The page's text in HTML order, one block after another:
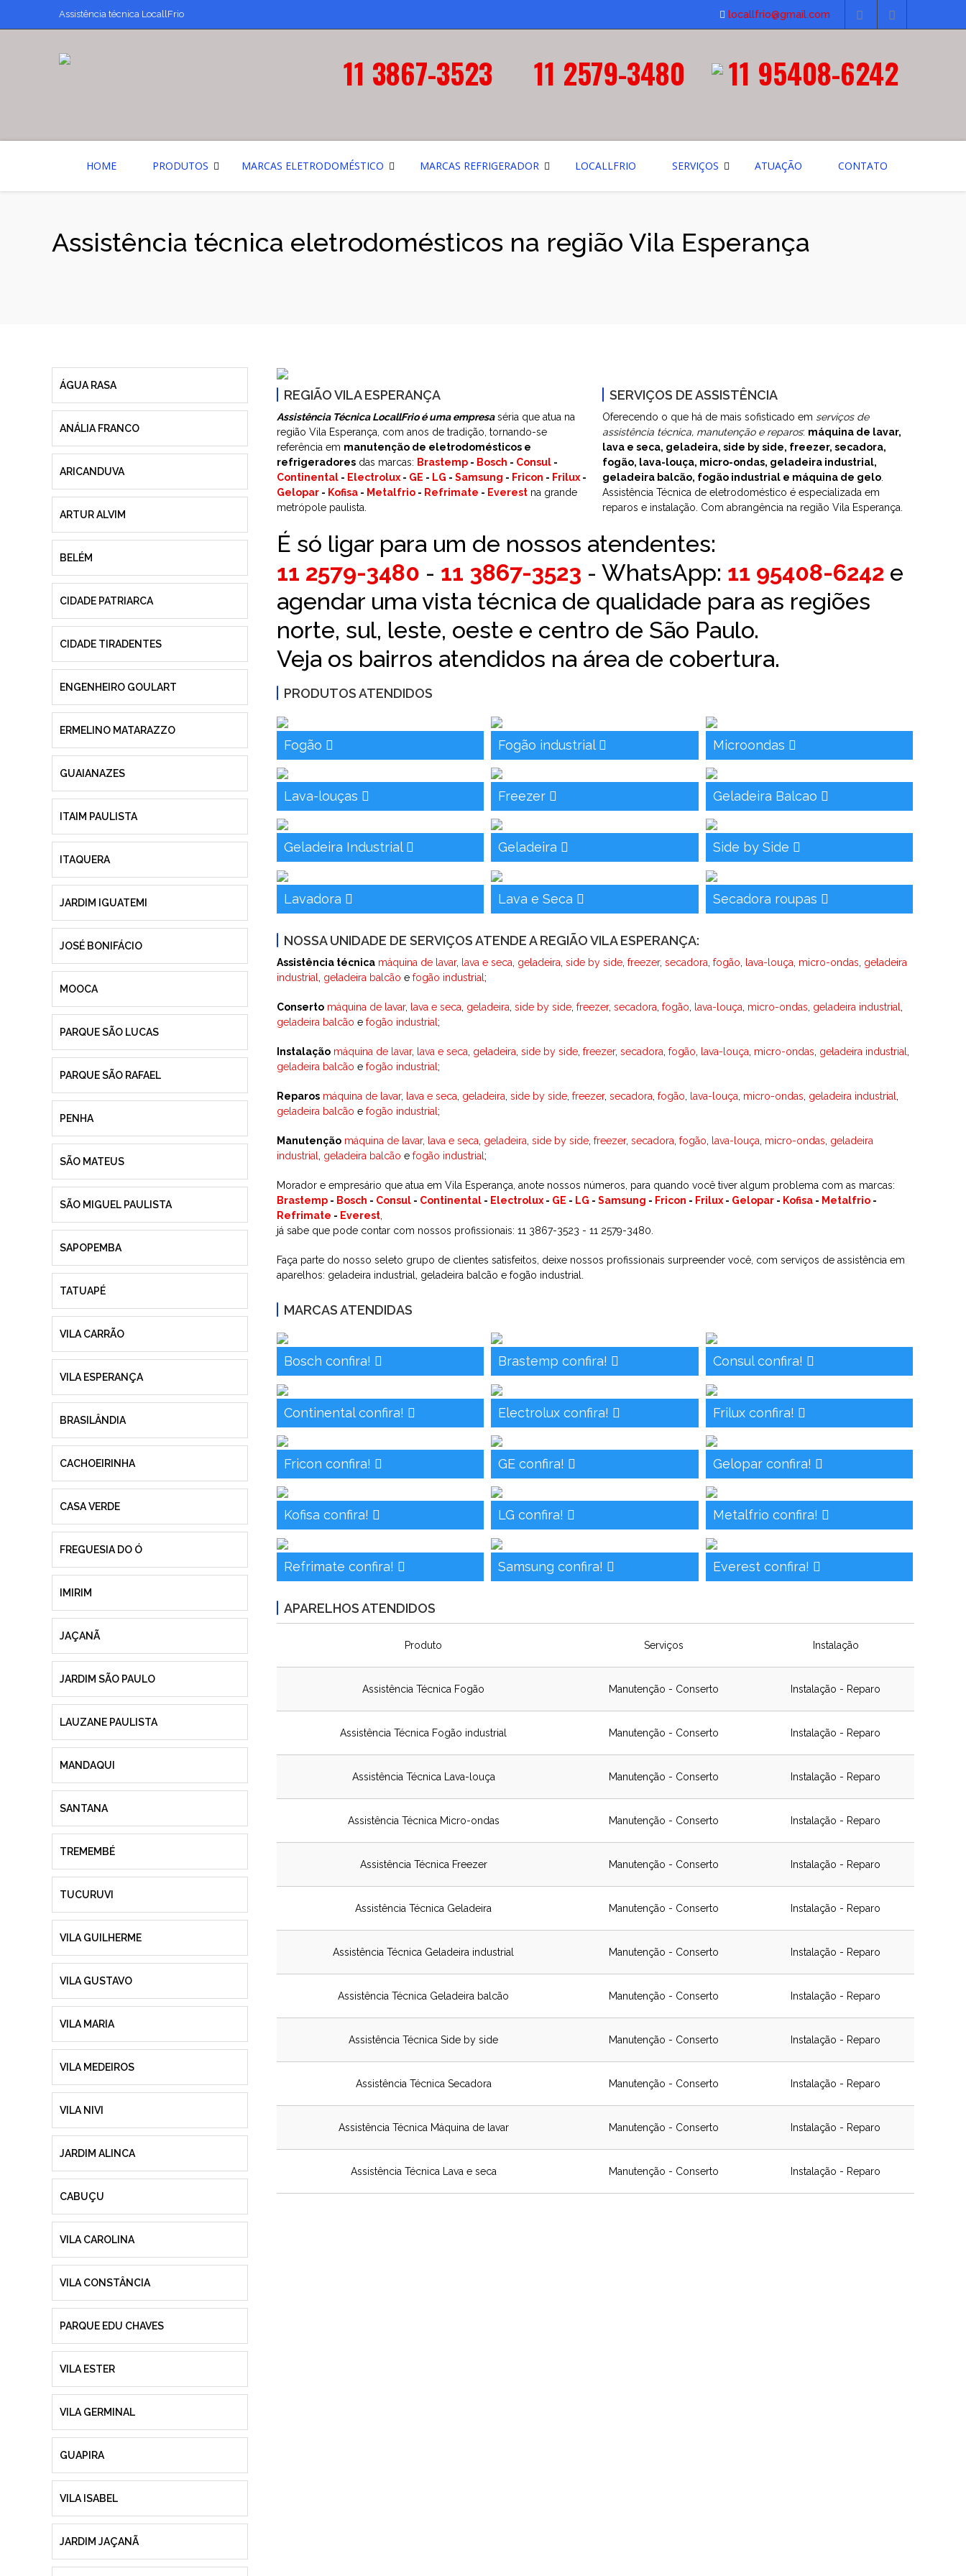
Assistência técnica LocallFrio locallfrio@gmail.com
11 3867-3523 11 2579-3480 11 95408-6242
HOME PRODUTOS MARCAS ELETRODOMÉSTICO MARCAS REFRIGERADOR LOCALLFRIO SERVIÇOS ATUAÇÃO CONTATO
Assistência técnica eletrodomésticos na região Vila Esperança
REGIÃO VILA ESPERANÇA
Assistência Técnica LocallFrio é uma empresaséria que atua na
região Vila Esperança, com anos de tradição, tornando-se
referência em manutenção de eletrodomésticos e
refrigeradores das marcas: Brastemp - Bosch - Consul -
Continental - Electrolux- GE - LG - Samsung - Fricon - Frilux-
Gelopar - Kofisa - Metalfrio - Refrimate - Everest na grande
metrópole paulista.
SERVIÇOS DE ASSISTÊNCIA
Oferecendo o que há de mais sofisticado em serviços de
assistência técnica, manutenção e reparos: máquina de lavar,
lava e seca, geladeira, side by side, freezer, secadora,
fogão, lava-louça, micro-ondas, geladeira industrial,
geladeira balcão, fogão industrial e máquina de gelo.
Assistência Técnica de eletrodoméstico é especializada em
reparos e instalação. Com abrangência na região Vila Esperança.
É só ligar para um de nossos atendentes:
11 2579-3480 - 11 3867-3523 - WhatsApp: 11 95408-6242 e
agendar uma vista técnica de qualidade para as regiões
norte, sul, leste, oeste e centro de São Paulo.
Veja os bairros atendidos na área de cobertura.
PRODUTOS ATENDIDOS
Fogão Fogão industrial Microondas
Lava-louças Freezer Geladeira Balcao
Geladeira Industrial Geladeira Side by Side
Lavadora Lava e Seca Secadora roupas
NOSSA UNIDADE DE SERVIÇOS ATENDE A REGIÃO VILA ESPERANÇA:
Assistência técnica máquina de lavar, lava e seca geladeira side by side freezer, secadora fogão lava-louça micro-ondas geladeira
industrial
geladeira balcão e fogão industrial ;
Conserto máquina de lavar, lava e seca geladeira side by side freezer, secadora fogão lava-louça micro-ondas geladeira industrial
geladeira balcão e fogão industrial ;
Instalação máquina de lavar, lava e seca geladeira side by side freezer, secadora fogão lava-louça micro-ondas geladeira industrial
geladeira balcão e fogão industrial ;
Reparos máquina de lavar, lava e seca geladeira side by side freezer, secadora fogão lava-louça micro-ondas geladeira industrial
geladeira balcão e fogão industrial ;
Manutenção máquina de lavar, lava e seca geladeira side by side freezer, secadora fogão lava-louça micro-ondas geladeira
industrial
geladeira balcão e fogão industrial ;
Morador e empresário que atua em Vila Esperança, anote nossos números, para quando você tiver algum problema com as marcas:
Brastemp - Bosch - Consul - Continental - Electrolux - GE - LG - Samsung - Fricon - Frilux - Gelopar - Kofisa - Metalfrio -
Refrimate - Everest
já sabe que pode contar com nossos profissionais: 11 3867-3523 - 11 2579-3480.
Faça parte do nosso seleto grupo de clientes satisfeitos, deixe nossos profissionais surpreender você, com serviços de assistência em
aparelhos: geladeira industrial, geladeira balcão e fogão industrial.
MARCAS ATENDIDAS
Bosch confira! Brastemp confira! Consul confira!
Continental confira! Electrolux confira! Frilux confira!
Fricon confira! GE confira! Gelopar confira!
Kofisa confira! LG confira! Metalfrio confira!
Refrimate confira! Samsung confira! Everest confira!
APARELHOS ATENDIDOS
Produto Serviços Instalação
Assistência Técnica Fogão Manutenção - Conserto Instalação - Reparo
Assistência Técnica Fogão industrial Manutenção - Conserto Instalação - Reparo
Assistência Técnica Lava-louça Manutenção - Conserto Instalação - Reparo
Assistência Técnica Micro-ondas Manutenção - Conserto Instalação - Reparo
Assistência Técnica Freezer Manutenção - Conserto Instalação - Reparo
Assistência Técnica Geladeira Manutenção - Conserto Instalação - Reparo
Assistência Técnica Geladeira industrial Manutenção - Conserto Instalação - Reparo
Assistência Técnica Geladeira balcão Manutenção - Conserto Instalação - Reparo
Assistência Técnica Side by side Manutenção - Conserto Instalação - Reparo
Assistência Técnica Secadora Manutenção - Conserto Instalação - Reparo
Assistência Técnica Máquina de lavar Manutenção - Conserto Instalação - Reparo
Assistência Técnica Lava e seca Manutenção - Conserto Instalação - Reparo
ÁGUA RASA
ANÁLIA FRANCO
ARICANDUVA
ARTUR ALVIM
BELÉM
CIDADE PATRIARCA
CIDADE TIRADENTES
ENGENHEIRO GOULART
ERMELINO MATARAZZO
GUAIANAZES
ITAIM PAULISTA
ITAQUERA
JARDIM IGUATEMI
JOSÉ BONIFÁCIO
MOOCA
PARQUE SÃO LUCAS
PARQUE SÃO RAFAEL
PENHA
SÃO MATEUS
SÃO MIGUEL PAULISTA
SAPOPEMBA
TATUAPÉ
VILA CARRÃO
VILA ESPERANÇA
BRASILÂNDIA
CACHOEIRINHA
CASA VERDE
FREGUESIA DO Ó
IMIRIM
JAÇANÃ
JARDIM SÃO PAULO
LAUZANE PAULISTA
MANDAQUI
SANTANA
TREMEMBÉ
TUCURUVI
VILA GUILHERME
VILA GUSTAVO
VILA MARIA
VILA MEDEIROS
VILA NIVI
JARDIM ALINCA
CABUÇU
VILA CAROLINA
VILA CONSTÂNCIA
PARQUE EDU CHAVES
VILA ESTER
VILA GERMINAL
GUAPIRA
VILA ISABEL
JARDIM JAÇANÃ